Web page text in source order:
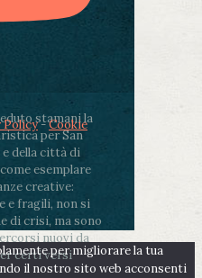
stamani la
per San
della città di
esemplare
creative:
e fragili, non si
di crisi, ma sono
nuovi da
certi versi
Policy-Cookie
per migliorare la tua
il nostro sito web acconsenti